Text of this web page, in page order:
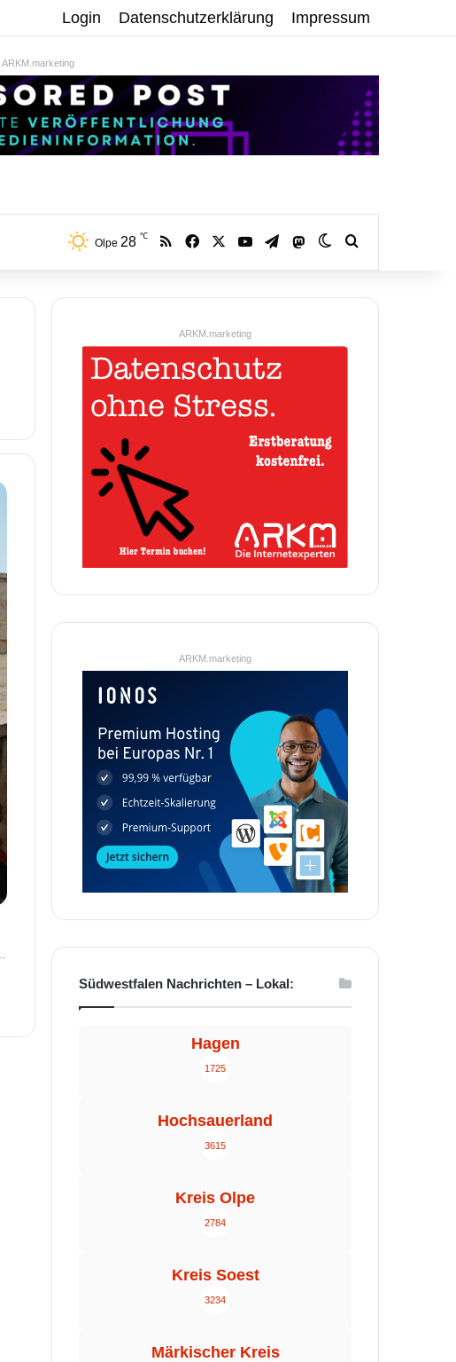
Login Datenschutzerklärung Impressum
ARKM.marketing
Olpe 28 ℃ RSS Facebook YouTubeTelegramMastodonSkin umschalten
ARKM.marketing
ARKM.marketing
Südwestfalen Nachrichten – Lokal:
Hagen
1725
Hochsauerland
3615
Kreis Olpe
2784
Kreis Soest
3234
Märkischer Kreis